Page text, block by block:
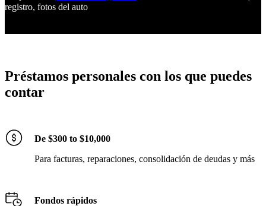
registro, fotos del auto
Préstamos personales con los que puedes
contar
De $300 to $10,000
Para facturas, reparaciones, consolidación de deudas y más
Fondos rápidos